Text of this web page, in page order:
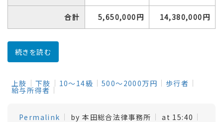
合計 5,650,000円 14,380,000円
続きを読む
上肢 下肢 10～14級 500～2000万円 歩行者
給与所得者
Permalink by 本田総合法律事務所 at 15:40